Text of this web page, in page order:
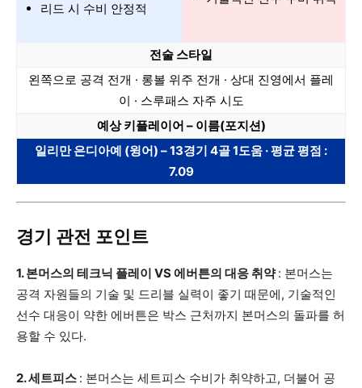
리드 시 수비 안정적
전술 스타일
왼쪽으로 공격 전개 · 롱볼 위주 전개 · 상대 진영에서 플레
이 · 스루패스 자주 시도
예상 키플레이어 – 이름(포지션)
일리만 은디아예 (윙어) – 13경기 4골 1도움 · 평균 평점 :
7.09
경기 관전 포인트
1. 본머스의 테크닉 플레이 VS 에버튼의 대응 취약: 본머스는
공격 자원들의 기술 및 드리블 실력이 좋기 때문에, 기술적인
선수 대응이 약한 에버튼은 박스 근처까지 본머스의 돌파를 허
용할 수 있다.
2. 세트피스 : 본머스는 세트피스 수비가 취약하고, 더불어 공